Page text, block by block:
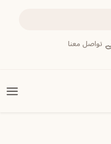
تواصل معنا